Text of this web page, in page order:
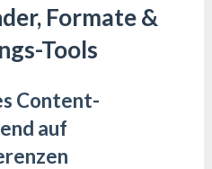
Formate &
Tools
Content-
auf